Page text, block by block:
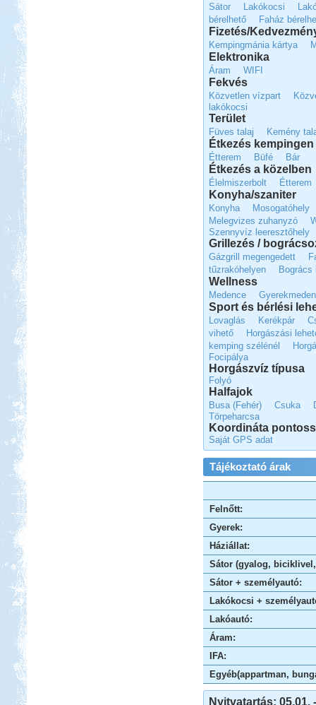
Sátor Lakókocsi
bérelhető
Faház
Fizetés/
Kempingmánia kártya
Elektronika
Áram WIFI
Fekvés
Közvetlen vízpart
lakókocsi
Terület
Füves talaj Kemény
Étkezés
Étterem Büfé Bár
Étkezés a közelben
Élelmiszerbolt Étterem
Konyha/szaniter
Konyha
Mosogatóhely
Melegvizes zuhanyzó
Szennyvíz leeresztőhely
Grillezés /
Gázgrill megengedett
tűzrakóhelyen
Bogrács
Wellness
Medence
Sport és bérlési
Lovaglás Kerékpár
vihető
Horgászási
kemping szélénél
Focipálya
Horgászvíz típusa
Folyó
Halfajok
Busa (Fehér) Csuka
Törpeharcsa
Koordináta
Saját GPS adat
Tájékoztató árak
Felnőtt:
Gyerek:
Háziállat:
Sátor (gyalog,
Sátor + személyautó:
Lakókocsi +
Lakóautó:
Áram:
IFA:
Egyéb(appartman,
Nyitvatartás: 05.01.